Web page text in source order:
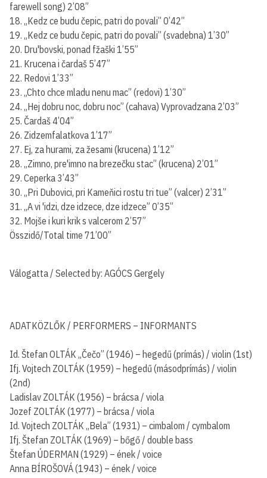
farewell song) 2’08”
18. „Kedz ce budu čepic, patri do povali” 0’42”
19. „Kedz ce budu čepic, patri do povali” (svadebna) 1’30”
20. Dru'bovski, ponad fžaški 1’55”
21. Krucena i čardaš 5’47”
22. Redovi 1’33”
23. „Chto chce mladu nenu mac” (redovi) 1’30”
24. „Hej dobru noc, dobru noc” (cahava) Vyprovadzana 2’03”
25. Čardaš 4’04”
26. Zidzemfalatkova 1’17”
27. Ej, za hurami, za žesami (krucena) 1’12”
28. „Zimno, pre'imno na brezečku stac” (krucena) 2’01”
29. Ceperka 3’43”
30. „Pri Dubovici, pri Kameňici rostu tri tue” (valcer) 2’31”
31. „A vi 'idzi, dze idzece, dze idzece” 0’35”
32. Mojše i kuri krik s valcerom 2’57”
Összidő/Total time 71’00”
Válogatta / Selected by: AGÓCS Gergely
ADATKÖZLŐK / PERFORMERS – INFORMANTS
Id. Štefan OLTÁK „Čečo” (1946) – hegedű (prímás) / violin (1st)
Ifj. Vojtech ZOLTÁK (1959) – hegedű (másodprímás) / violin
(2nd)
Ladislav ZOLTÁK (1956) – brácsa / viola
Jozef ZOLTÁK (1977) – brácsa / viola
Id. Vojtech ZOLTÁK „Bela” (1931) – cimbalom / cymbalom
Ifj. Štefan ZOLTÁK (1969) – bőgő / double bass
Štefan ÚDERMAN (1929) – ének / voice
Anna BÍROŠOVÁ (1943) – ének / voice